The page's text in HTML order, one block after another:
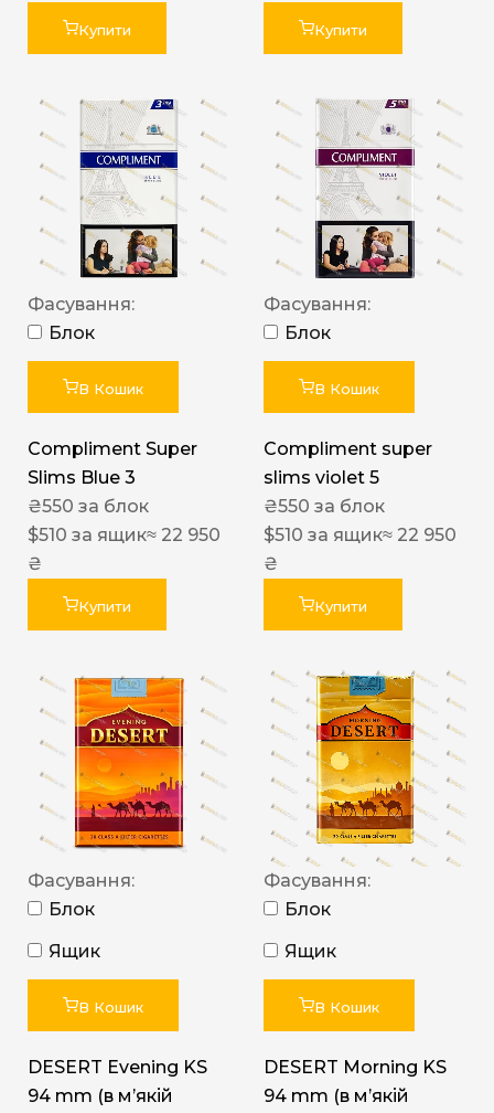
Купити Купити
Фасування:
Блок
В Кошик
Compliment Super
Slims Blue 3
₴550 за блок
$510 за ящик≈ 22 950
₴
Купити
Фасування:
Блок
В Кошик
Compliment super
slims violet 5
₴550 за блок
$510 за ящик≈ 22 950
₴
Купити
Фасування:
Блок
Ящик
В Кошик
DESERT Evening KS
94 mm (в мʼякій
Фасування:
Блок
Ящик
В Кошик
DESERT Morning KS
94 mm (в мʼякій